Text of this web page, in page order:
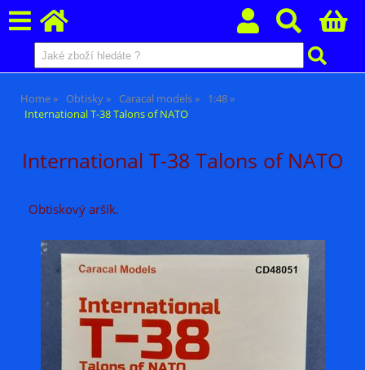
Home Obtisky Caracal models
1:48
International T-38 Talons of NATO
International T-38 Talons of NATO
Obtiskový aršík.